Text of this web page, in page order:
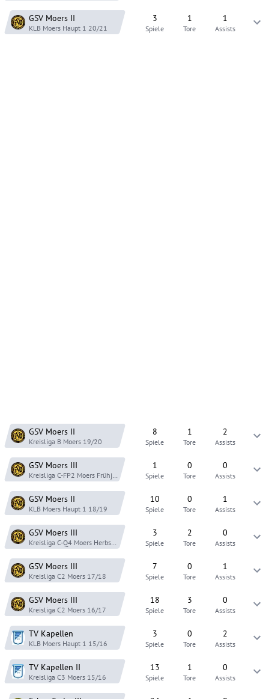
GSV Moers II
KLB Moers Haupt 1 20/21
3
Spiele
1
Tore
1
Assists
GSV Moers II
Kreisliga B Moers 19/20
8
Spiele
1
Tore
2
Assists
GSV Moers III
Kreisliga C-FP2 Moers Frühjahr 19
1
Spiele
0
Tore
0
Assists
GSV Moers II
KLB Moers Haupt 1 18/19
10
Spiele
0
Tore
1
Assists
GSV Moers III
Kreisliga C-Q4 Moers Herbst 18
3
Spiele
2
Tore
0
Assists
GSV Moers III
Kreisliga C2 Moers 17/18
7
Spiele
0
Tore
1
Assists
GSV Moers III
Kreisliga C2 Moers 16/17
18
Spiele
3
Tore
0
Assists
TV Kapellen
KLB Moers Haupt 1 15/16
3
Spiele
0
Tore
2
Assists
TV Kapellen II
Kreisliga C3 Moers 15/16
13
Spiele
1
Tore
0
Assists